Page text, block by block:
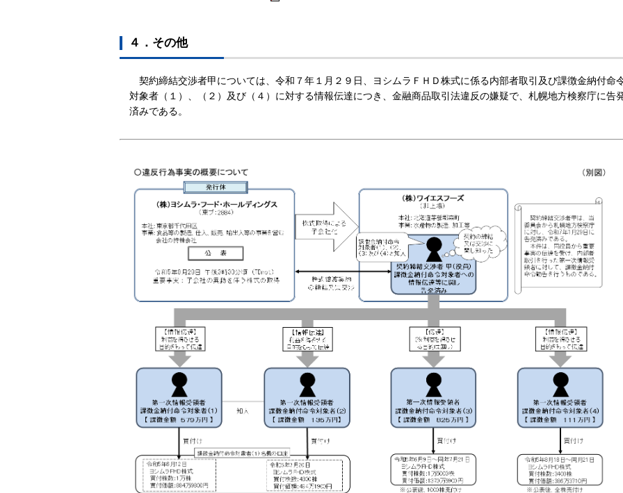
４．その他
契約締結交渉者甲については、令和７年１月２９日、ヨシムラＦＨＤ株式に係る内部者取引及び課徴金納付命
対象者（１）、（２）及び（４）に対する情報伝達につき、金融商品取引法違反の嫌疑で、札幌地方検察庁に告
済みである。